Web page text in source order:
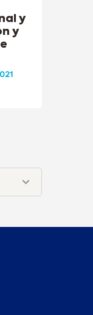
y
y